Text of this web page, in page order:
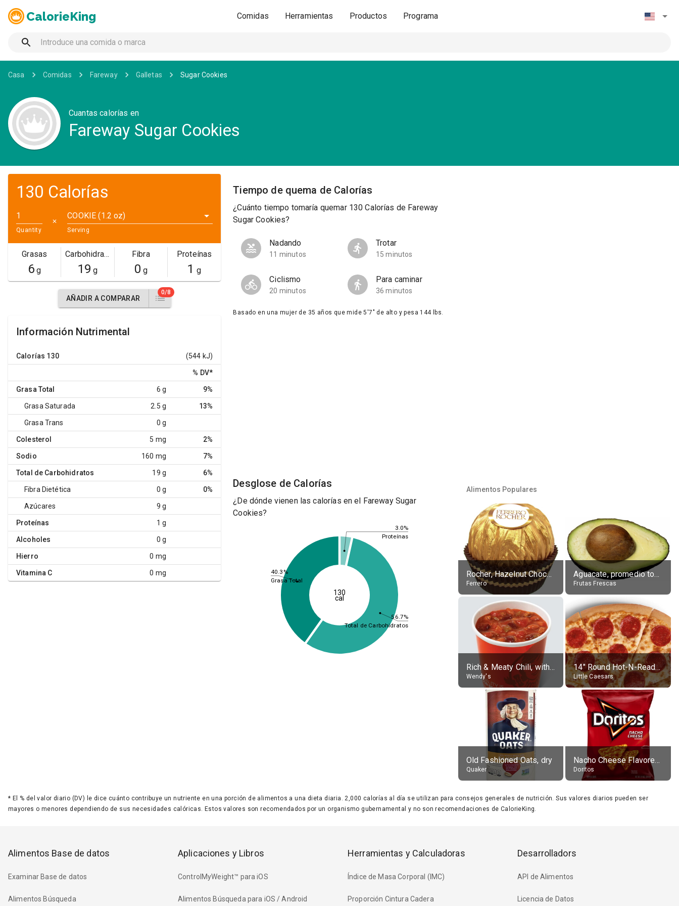
CalorieKing Comidas Herramientas Productos Programa
Casa Comidas Fareway Galletas Sugar Cookies
Cuantas calorías en
Fareway Sugar Cookies
130 Calorías
Quantity
✕
COOKIE (1.2 oz)
Serving
Grasas
6 g
Carbohidratos
19 g
Fibra
0 g
Proteínas
1 g
AÑADIR A COMPARAR
0/8
Información Nutrimental
Calorías 130 (544 kJ)
% DV*
Grasa Total 6 g 9%
Grasa Saturada 2.5 g 13%
Grasa Trans 0 g
Colesterol 5 mg 2%
Sodio 160 mg 7%
Total de Carbohidratos 19 g 6%
Fibra Dietética 0 g 0%
Azúcares 9 g
Proteínas 1 g
Alcoholes 0 g
Hierro 0 mg
Vitamina C 0 mg
Tiempo de quema de Calorías
¿Cuánto tiempo tomaría quemar 130 Calorías de Fareway
Sugar Cookies?
Nadando
11 minutos
Trotar
15 minutos
Ciclismo
20 minutos
Para caminar
36 minutos
Basado en una mujer de 35 años que mide 5'7" de alto y pesa 144 lbs.
Desglose de Calorías
¿De dónde vienen las calorías en el Fareway Sugar
Cookies?
3.0%
56.7%
40.3%
Proteínas
Total de Carbohidratos
Grasa Total
130
cal
Alimentos Populares
Rocher, Hazelnut Chocolate Ball
Ferrero
Aguacate, promedio todos variedades, crudo
Frutas Frescas
Rich & Meaty Chili, without toppings, large
Wendy's
14" Round Hot-N-Ready Pepperoni Pizza
Little Caesars
Old Fashioned Oats, dry
Quaker
Nacho Cheese Flavored Tortilla Chips
Doritos
* El % del valor diario (DV) le dice cuánto contribuye un nutriente en una porción de alimentos a una dieta diaria. 2,000 calorías al día se utilizan para consejos generales de nutrición. Sus valores diarios pueden ser
mayores o menores dependiendo de sus necesidades calóricas. Estos valores son recomendados por un organismo gubernamental y no son recomendaciones de CalorieKing.
Alimentos Base de datos
Examinar Base de datos
Alimentos Búsqueda
Aplicaciones y Libros
ControlMyWeight™ para iOS
Alimentos Búsqueda para iOS / Android
Herramientas y Calculadoras
Índice de Masa Corporal (IMC)
Proporción Cintura Cadera
Desarrolladors
API de Alimentos
Licencia de Datos